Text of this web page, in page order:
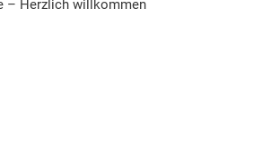
– Herzlich willkommen